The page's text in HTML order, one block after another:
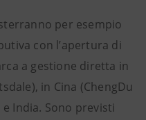
per esempio
con l’apertura di
a gestione diretta in
in Cina (ChengDu
e India. Sono previsti